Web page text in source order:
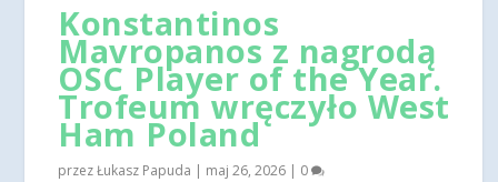
Konstantinos
Mavropanos z nagrodą
OSC Player of the Year.
Trofeum wręczyło West
Ham Poland
przezŁukasz Papuda | maj 26, 2026 | 0